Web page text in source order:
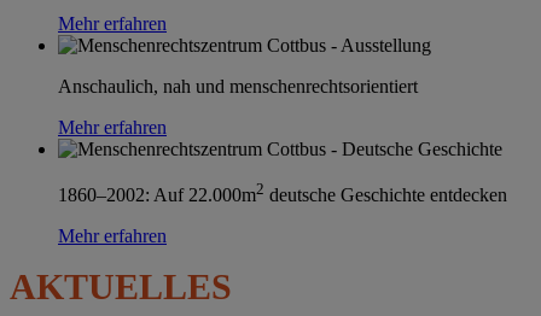
Mehr erfahren
Anschaulich, nah und menschenrechtsorientiert
Mehr erfahren
1860–2002: Auf 22.000m2 deutsche Geschichte entdecken
Mehr erfahren
AKTUELLES